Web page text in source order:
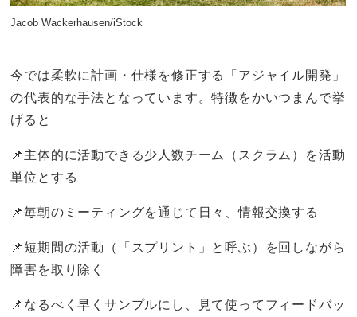
Jacob Wackerhausen/iStock
今では柔軟に計画・仕様を修正する「アジャイル開発」
の代表的な手法となっています。特徴をかいつまんで挙
げると
📌主体的に活動できる少人数チーム（スクラム）を活動
単位とする
📌毎朝のミーティングを通じて日々、情報交換する
📌短期間の活動（「スプリント」と呼ぶ）を回しながら
障害を取り除く
📌なるべく早くサンプルにし、見て使ってフィードバッ